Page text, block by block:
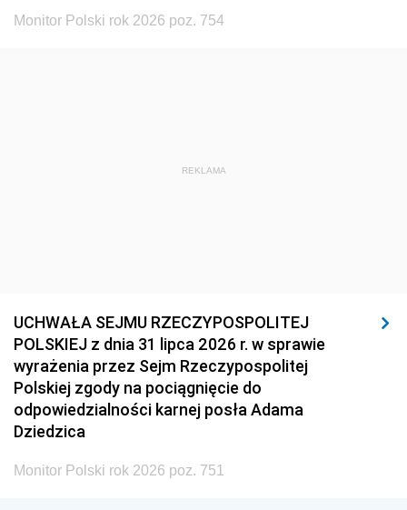
Monitor Polski rok 2026 poz. 754
REKLAMA
UCHWAŁA SEJMU RZECZYPOSPOLITEJ
POLSKIEJ z dnia 31 lipca 2026 r. w sprawie
wyrażenia przez Sejm Rzeczypospolitej
Polskiej zgody na pociągnięcie do
odpowiedzialności karnej posła Adama
Dziedzica
Monitor Polski rok 2026 poz. 751